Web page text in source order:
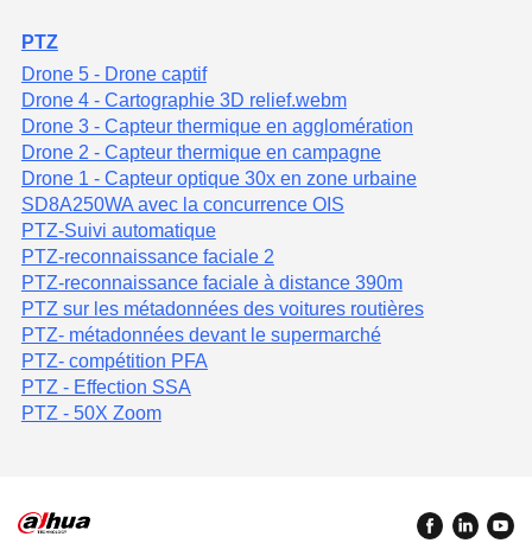
PTZ
Drone 5 - Drone captif
Drone 4 - Cartographie 3D relief.webm
Drone 3 - Capteur thermique en agglomération
Drone 2 - Capteur thermique en campagne
Drone 1 - Capteur optique 30x en zone urbaine
SD8A250WA avec la concurrence OIS
PTZ-Suivi automatique
PTZ-reconnaissance faciale 2
PTZ-reconnaissance faciale à distance 390m
PTZ sur les métadonnées des voitures routières
PTZ- métadonnées devant le supermarché
PTZ- compétition PFA
PTZ - Effection SSA
PTZ - 50X Zoom